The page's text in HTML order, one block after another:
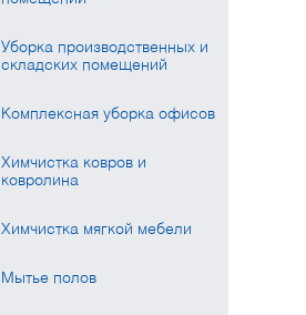
Уборка производственных и
складских помещений
Комплексная уборка офисов
Химчистка ковров и
ковролина
Химчистка мягкой мебели
Мытье полов